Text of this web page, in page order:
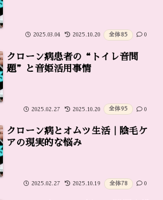
2025.03.04 2025.10.20 全体85 0
クローン病患者の“トイレ音問
題”と音姫活用事情
2025.02.27 2025.10.20 全体95 0
クローン病とオムツ生活｜陰毛ケ
アの現実的な悩み
2025.02.27 2025.10.19 全体78 0